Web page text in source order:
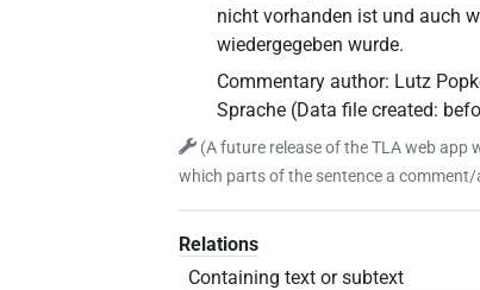
nicht vorhanden ist und auch
wiedergegeben wurde.
Commentary author: Lutz
Sprache (Data file created:
(A future release of the TLA web app
which parts of the sentence a
Relations
Containing text or subtext